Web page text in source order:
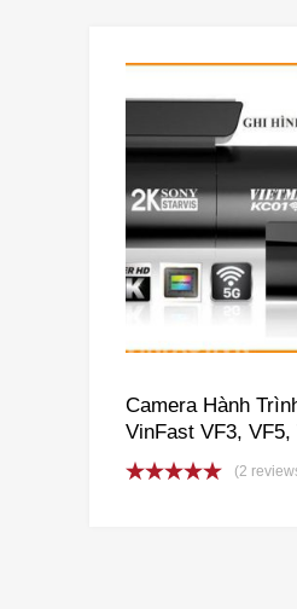
Camera Hành
VinFast VF3, VF5,
VF8, VF9, VFe34
(2